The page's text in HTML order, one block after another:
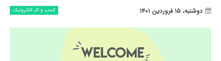
کسب و کار الکترونیک دوشنبه، ۱۵ فروردین ۱۴۰۱